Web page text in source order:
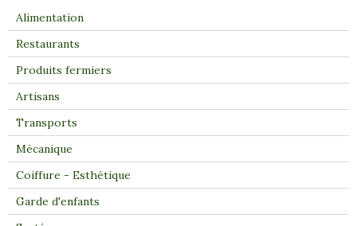
Alimentation
Restaurants
Produits fermiers
Artisans
Transports
Mécanique
Coiffure - Esthétique
Garde d'enfants